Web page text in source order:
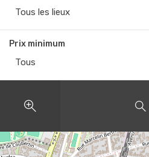
Tous les lieux
Prix minimum
Tous